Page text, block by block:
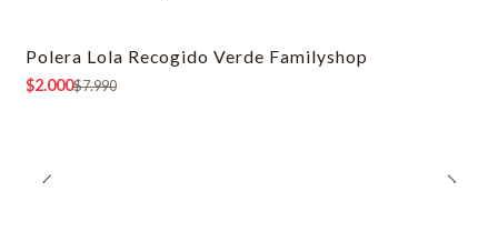
-75% OFF
Polera Lola Recogido Verde Familyshop
$2.000$7.990